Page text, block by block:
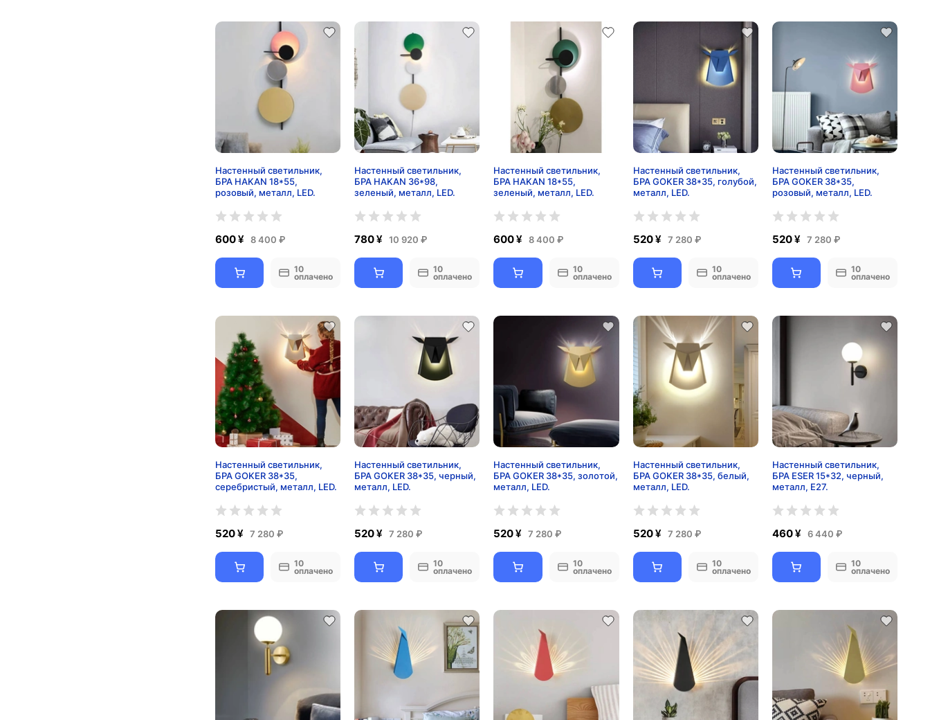
Настенный светильник,
БРА HAKAN 18*55,
розовый, металл, LED.
600 ¥ 8 400 ₽
10
оплачено
Настенный светильник,
БРА HAKAN 36*98,
зеленый, металл, LED.
780 ¥ 10 920 ₽
10
оплачено
Настенный светильник,
БРА HAKAN 18*55,
зеленый, металл, LED.
600 ¥ 8 400 ₽
10
оплачено
Настенный светильник,
БРА GOKER 38*35, голубой,
металл, LED.
520 ¥ 7 280 ₽
10
оплачено
Настенный светильник,
БРА GOKER 38*35,
розовый, металл, LED.
520 ¥ 7 280 ₽
10
оплачено
Настенный светильник,
БРА GOKER 38*35,
серебристый, металл, LED.
520 ¥ 7 280 ₽
10
оплачено
Настенный светильник,
БРА GOKER 38*35, черный,
металл, LED.
520 ¥ 7 280 ₽
10
оплачено
Настенный светильник,
БРА GOKER 38*35, золотой,
металл, LED.
520 ¥ 7 280 ₽
10
оплачено
Настенный светильник,
БРА GOKER 38*35, белый,
металл, LED.
520 ¥ 7 280 ₽
10
оплачено
Настенный светильник,
БРА ESER 15*32, черный,
металл, Е27.
460 ¥ 6 440 ₽
10
оплачено